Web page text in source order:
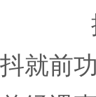
抖就前